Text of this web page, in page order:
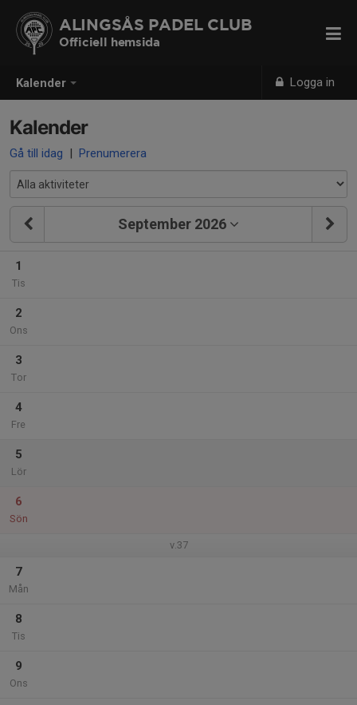
Kalender Logga in
ALINGSÅS PADEL CLUB
Officiell hemsida
Kalender
Gå till idag | Prenumerera
September 2026
1
Tis
2
Ons
3
Tor
4
Fre
5
Lör
6
Sön
v.37
7
Mån
8
Tis
9
Ons